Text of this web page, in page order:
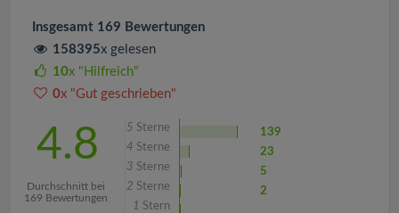
Insgesamt 169 Bewertungen
158395x gelesen
10x "Hilfreich"
0x "Gut geschrieben"
4.8
Durchschnitt bei
169 Bewertungen
5 Sterne
139
4 Sterne
23
3 Sterne
5
2 Sterne
2
1 Stern
t
i